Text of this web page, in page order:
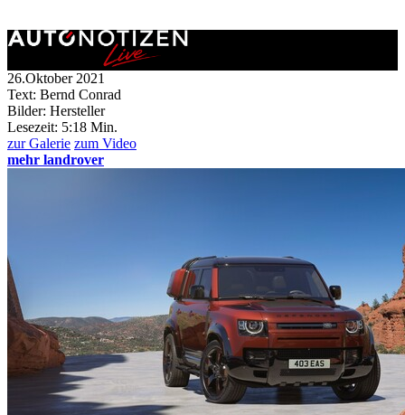
26.Oktober 2021
Text: Bernd Conrad
Bilder: Hersteller
Lesezeit: 5:18 Min.
zur Galerie zum Video
mehr landrover